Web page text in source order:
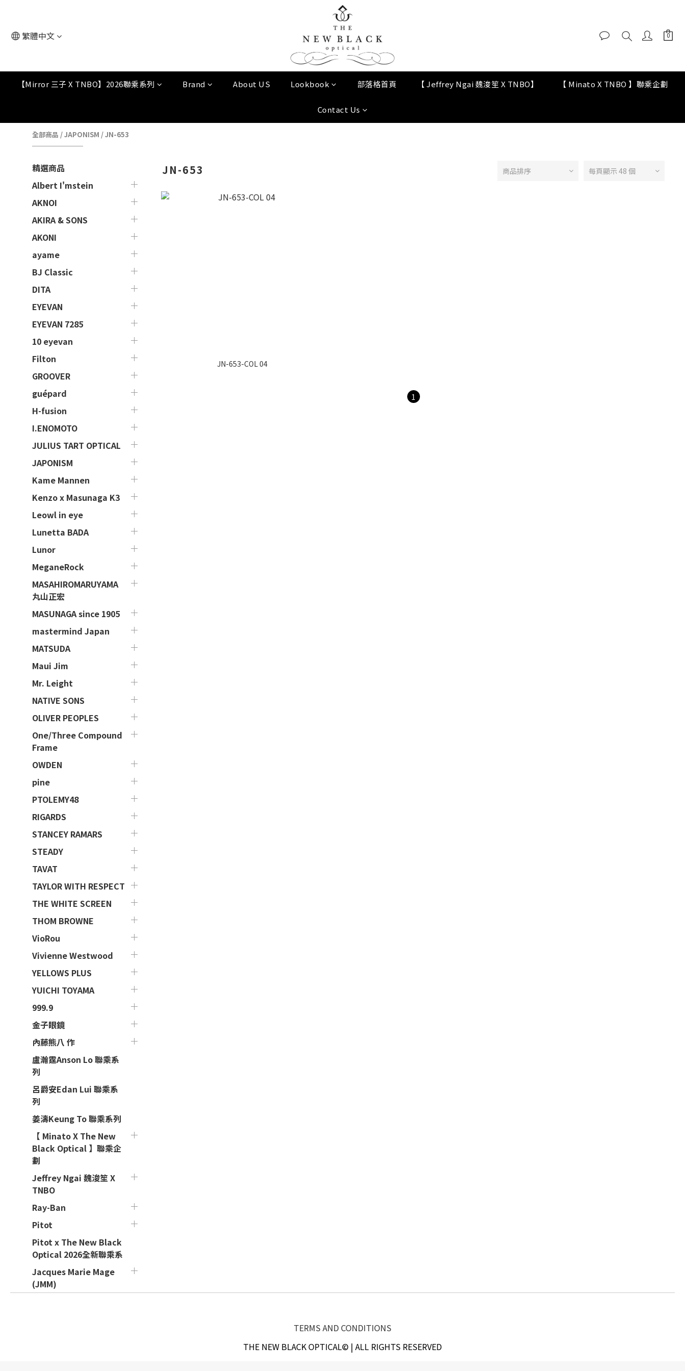
繁體中文
【Mirror 三子 X TNBO】2026聯乘系列 Brand About US Lookbook 部落格首頁 【 Jeffrey Ngai 魏浚笙 X TNBO】 【 Minato X TNBO 】聯乘企劃
Contact Us
全部商品 /JAPONISM /JN-653
精選商品
Albert I'mstein
AKNOI
AKIRA & SONS
AKONI
ayame
BJ Classic
DITA
EYEVAN
EYEVAN 7285
10 eyevan
Filton
GROOVER
guépard
H-fusion
I.ENOMOTO
JULIUS TART OPTICAL
JAPONISM
Kame Mannen
Kenzo x Masunaga K3
Leowl in eye
Lunetta BADA
Lunor
MeganeRock
MASAHIROMARUYAMA
丸山正宏
MASUNAGA since 1905
mastermind Japan
MATSUDA
Maui Jim
Mr. Leight
NATIVE SONS
OLIVER PEOPLES
One/Three Compound
Frame
OWDEN
pine
PTOLEMY48
RIGARDS
STANCEY RAMARS
STEADY
TAVAT
TAYLOR WITH RESPECT
THE WHITE SCREEN
THOM BROWNE
VioRou
Vivienne Westwood
YELLOWS PLUS
YUICHI TOYAMA
999.9
金子眼鏡
內藤熊八 作
盧瀚霆Anson Lo 聯乘系
列
呂爵安Edan Lui 聯乘系
列
姜濤Keung To 聯乘系列
【 Minato X The New
Black Optical 】聯乘企
劃
Jeffrey Ngai 魏浚笙 X
TNBO
Ray-Ban
Pitot
Pitot x The New Black
Optical 2026全新聯乘系
Jacques Marie Mage
(JMM)
JN-653 商品排序 每頁顯示 48 個
JN-653-COL 04
1
TERMS AND CONDITIONS
THE NEW BLACK OPTICAL© | ALL RIGHTS RESERVED